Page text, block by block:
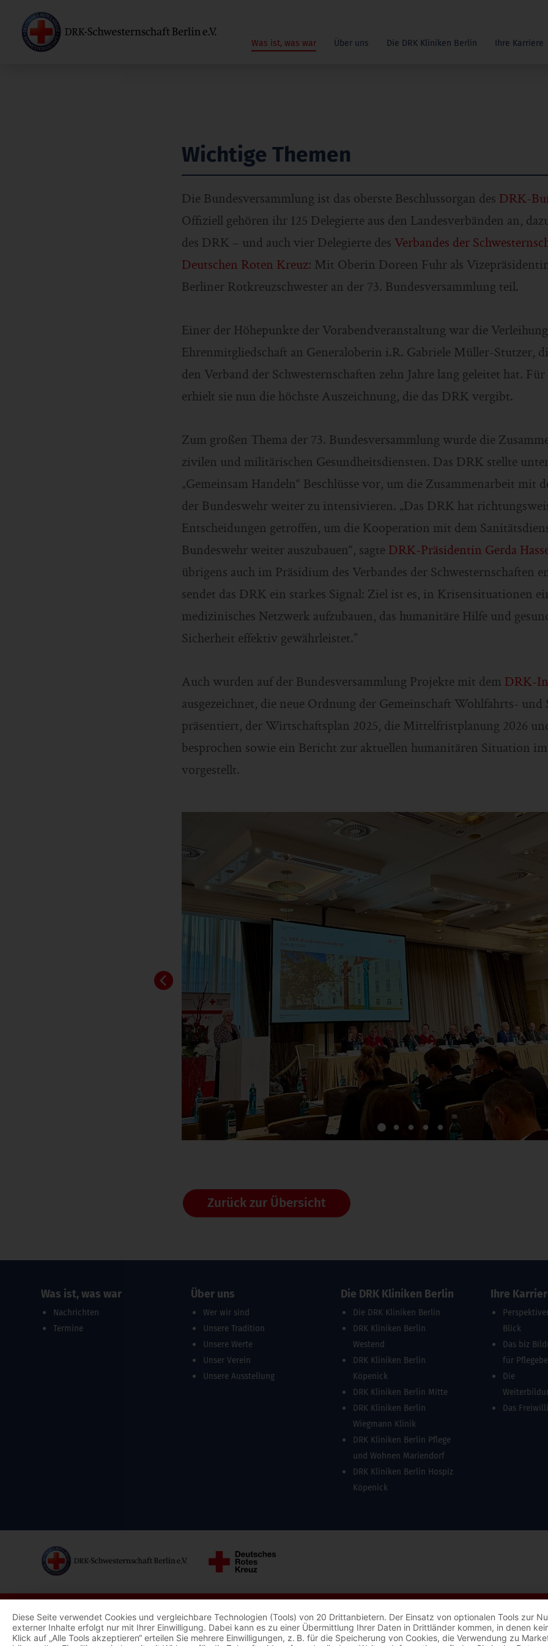
Was ist, was war Über uns Die DRK Kliniken Berlin Ihre Karriere
Wichtige Themen
Die Bundesversammlung ist das oberste Beschlussorgan des DRK-
Offiziell gehören ihr 125 Delegierte aus den Landesverbänden an,
des DRK – und auch vier Delegierte des Verbandes der
Deutschen Roten Kreuz: Mit Oberin Doreen Fuhr als
Berliner Rotkreuzschwester an der 73. Bundesversammlung teil.
Einer der Höhepunkte der Vorabendveranstaltung war die
Ehrenmitgliedschaft an Generaloberin i.R. Gabriele Müller-Stutzer,
den Verband der Schwesternschaften zehn Jahre lang geleitet hat.
erhielt sie nun die höchste Auszeichnung, die das DRK vergibt.
Zum großen Thema der 73. Bundesversammlung wurde die
zivilen und militärischen Gesundheitsdiensten. Das DRK stellte
„Gemeinsam Handeln“ Beschlüsse vor, um die Zusammenarbeit mit
der Bundeswehr weiter zu intensivieren. „Das DRK hat
Entscheidungen getroffen, um die Kooperation mit dem
Bundeswehr weiter auszubauen“, sagte DRK-Präsidentin Gerda
übrigens auch im Präsidium des Verbandes der Schwesternschaften
sendet das DRK ein starkes Signal: Ziel ist es, in Krisensituationen
medizinisches Netzwerk aufzubauen, das humanitäre Hilfe und
Sicherheit effektiv gewährleistet.”
Auch wurden auf der Bundesversammlung Projekte mit dem DRK-
ausgezeichnet, die neue Ordnung der Gemeinschaft Wohlfahrts- und
präsentiert, der Wirtschaftsplan 2025, die Mittelfristplanung 2026
besprochen sowie ein Bericht zur aktuellen humanitären Situation
vorgestellt.
Zurück zur Übersicht
Was ist, was war
Nachrichten
Termine
Über uns
Wer wir sind
Unsere Tradition
Unsere Werte
Unser Verein
Unsere Ausstellung
Die DRK Kliniken Berlin
Die DRK Kliniken Berlin
DRK Kliniken Berlin
Westend
DRK Kliniken Berlin
Köpenick
DRK Kliniken Berlin Mitte
DRK Kliniken Berlin
Wiegmann Klinik
DRK Kliniken Berlin Pflege
und Wohnen Mariendorf
DRK Kliniken Berlin Hospiz
Köpenick
Ihre
Blick
Das biz
für
Die
Das
Diese Seite verwendet Cookies und vergleichbare Technologien (Tools) von 20 Drittanbietern. Der Einsatz von optionalen Tools zur
externer Inhalte erfolgt nur mit Ihrer Einwilligung. Dabei kann es zu einer Übermittlung Ihrer Daten in Drittländer kommen, in denen
Klick auf „Alle Tools akzeptieren“ erteilen Sie mehrere Einwilligungen, z. B. für die Speicherung von Cookies, die Verwendung zu